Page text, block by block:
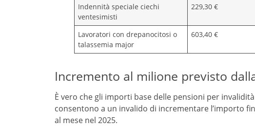
Indennità speciale ciechi
ventesimisti
229,30 €
Lavoratori con drepanocitosi o
talassemia major
603,40 €
Incremento al milione previsto
È vero che gli importi base delle pensioni per
consentono a un invalido di incrementare l’importo
al mese nel 2025.